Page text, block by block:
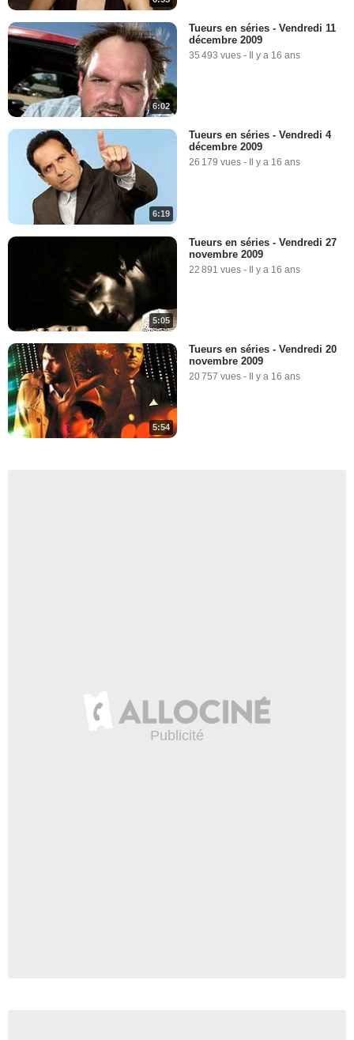
6:02
Tueurs en séries - Vendredi 11
décembre 2009
35 493 vues - Il y a 16 ans
6:19
Tueurs en séries - Vendredi 4
décembre 2009
26 179 vues - Il y a 16 ans
5:05
Tueurs en séries - Vendredi 27
novembre 2009
22 891 vues - Il y a 16 ans
5:54
Tueurs en séries - Vendredi 20
novembre 2009
20 757 vues - Il y a 16 ans